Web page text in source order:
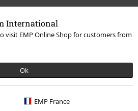
International
visit EMP Online Shop for customers from
Ok
EMP France
je tu pro vás
09:00 do 17:00.Dozvědět se více